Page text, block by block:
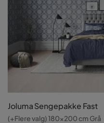
Joluma Sengepakke Fast
(+Flere valg) 180x200 cm Grå